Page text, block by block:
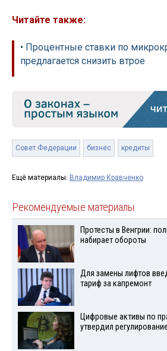
Читайте также:
• Процентные ставки по
предлагается снизить втрое
Совет Федерации бизнес кредиты
Ещё материалы: Владимир Кравченко
Рекомендуемые материалы
Протесты в Венгрии:
набирает обороты
Для замены лифтов
тариф за капремонт
Цифровые активы по
утвердил